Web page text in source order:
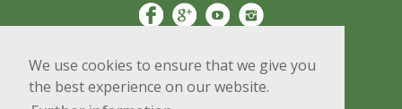
We use cookies to ensure that we give you
the best experience on our website.